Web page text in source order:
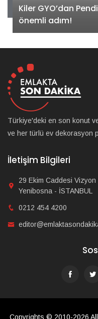
Kiler GYO’dan
önemli adım!
Türkiye'deki en son konut
ve her türlü ev dekorasyon
İletişim Bilgileri
29 Ekim Caddesi Vizyon
Yenibosna - İSTANBUL
0212 454 4200
Copyrights © 2010-2026